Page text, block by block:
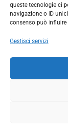
queste tecnologie ci
navigazione o ID
consenso può
Gestisci servizi
La Società ha